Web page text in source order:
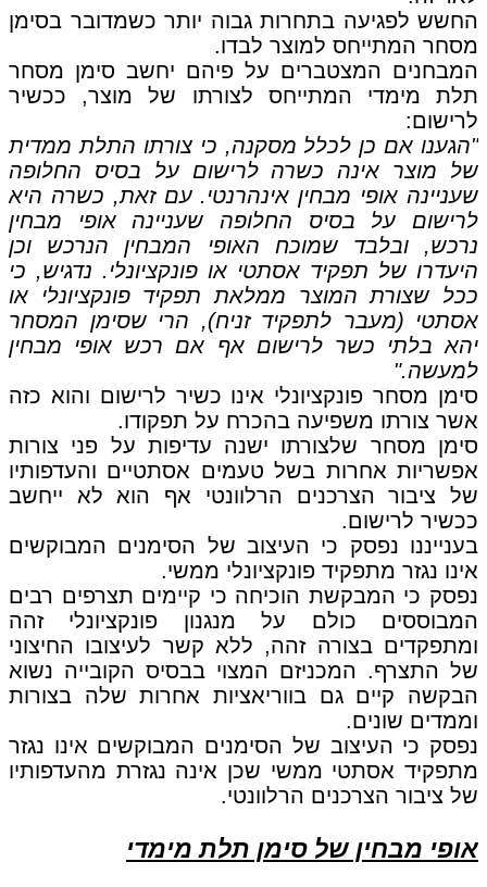
החשש לפגיעה בתחרות גבוה יותר כשמדובר בסימן
מסחר המתייחס למוצר לבדו.
המבחנים המצטברים על פיהם יחשב סימן מסחר
תלת מימדי המתייחס לצורתו של מוצר, ככשיר
לרישום:
"הגענו אם כן לכלל מסקנה, כי צורתו התלת ממדית
של מוצר אינה כשרה לרישום על בסיס החלופה
שעניינה אופי מבחין אינהרנטי. עם זאת, כשרה היא
לרישום על בסיס החלופה שעניינה אופי מבחין
נרכש, ובלבד שמוכח האופי המבחין הנרכש וכן
היעדרו של תפקיד אסתטי או פונקציונלי. נדגיש, כי
ככל שצורת המוצר ממלאת תפקיד פונקציונלי או
אסתטי (מעבר לתפקיד זניח), הרי שסימן המסחר
יהא בלתי כשר לרישום אף אם רכש אופי מבחין
למעשה."
סימן מסחר פונקציונלי אינו כשיר לרישום והוא כזה
אשר צורתו משפיעה בהכרח על תפקודו.
סימן מסחר שלצורתו ישנה עדיפות על פני צורות
אפשריות אחרות בשל טעמים אסתטיים והעדפותיו
של ציבור הצרכנים הרלוונטי אף הוא לא ייחשב
ככשיר לרישום.
בענייננו נפסק כי העיצוב של הסימנים המבוקשים
אינו נגזר מתפקיד פונקציונלי ממשי.
נפסק כי המבקשת הוכיחה כי קיימים תצרפים רבים
המבוססים כולם על מנגנון פונקציונלי זהה
ומתפקדים בצורה זהה, ללא קשר לעיצובו החיצוני
של התצרף. המכניזם המצוי בבסיס הקובייה נשוא
הבקשה קיים גם בווריאציות אחרות שלה בצורות
וממדים שונים.
נפסק כי העיצוב של הסימנים המבוקשים אינו נגזר
מתפקיד אסתטי ממשי שכן אינה נגזרת מהעדפותיו
של ציבור הצרכנים הרלוונטי.
אופי מבחין של סימן תלת מימדי